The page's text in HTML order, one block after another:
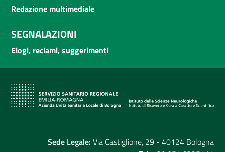
Redazione multimediale
SEGNALAZIONI
Elogi, reclami, suggerimenti
Sede Legale: Via Castiglione, 29 - 40124 Bologna